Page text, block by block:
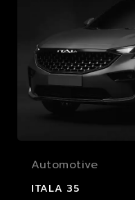
Automotive
ITALA 35